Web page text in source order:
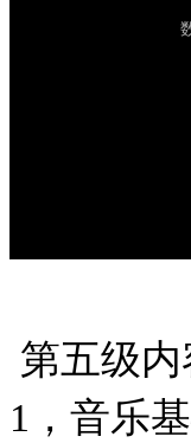
第五级
1，音乐